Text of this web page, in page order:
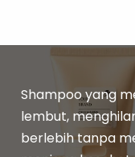
Shampoo yang
lembut,
berlebih tanpa